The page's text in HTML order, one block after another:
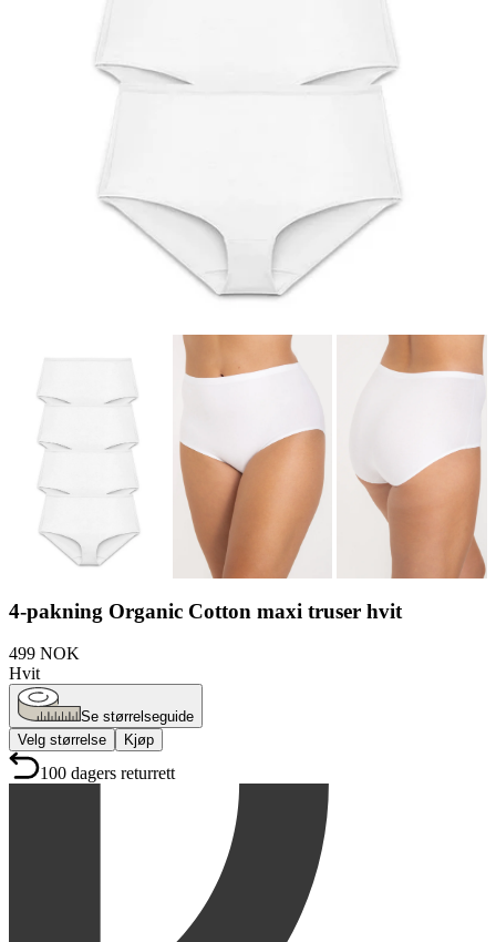
4-pakning Organic Cotton maxi truser hvit
499 NOK
Hvit
Se størrelseguide
Velg størrelse
Kjøp
100 dagers returrett